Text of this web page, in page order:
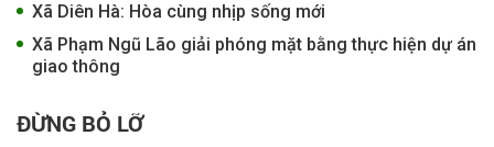
Xã Diên Hà: Hòa cùng nhịp sống mới
Xã Phạm Ngũ Lão giải phóng mặt bằng thực hiện dự án
giao thông
ĐỪNG BỎ LỠ